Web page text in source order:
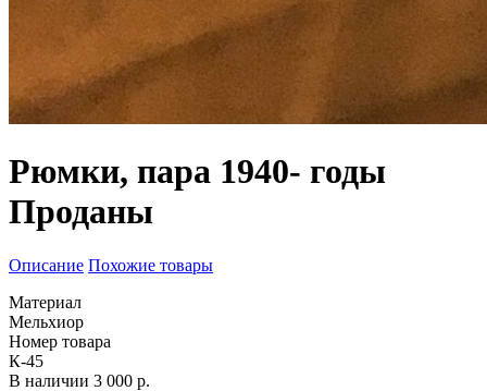
Рюмки, пара 1940- годы
Проданы
Описание Похожие товары
Материал
Мельхиор
Номер товара
К-45
В наличии 3 000 р.